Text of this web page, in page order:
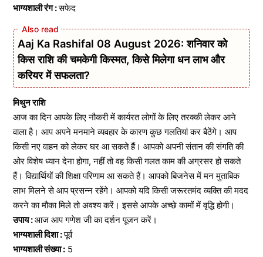
भाग्यशाली रंग :सफेद
Aaj Ka Rashifal 08 August 2026: शनिवार को
किस राशि की चमकेगी किस्मत, किसे मिलेगा धन लाभ और
करियर में सफलता?
मिथुन राशि
आज का दिन आपके लिए नौकरी में कार्यरत लोगों के लिए तरक्की लेकर आने
वाला है। आप अपने मनमाने व्यवहार के कारण कुछ गलतियां कर बैठेंगे। आप
किसी नए वाहन को लेकर घर आ सकते हैं। आपको अपनी संतान की संगति की
ओर विशेष ध्यान देना होगा, नहीं तो वह किसी गलत काम की अग्रसर हो सकते
हैं। विद्यार्थियों की शिक्षा परिणाम आ सकते हैं। आपको बिजनेस में मन मुताबिक
लाभ मिलने से आप प्रसन्न रहेंगे। आपको यदि किसी जरूरतमंद व्यक्ति की मदद
करने का मौका मिले तो अवश्य करें। इससे आपके अच्छे कामों में वृद्धि होगी।
उपाय :आज आप गणेश जी का दर्शन पूजन करें।
भाग्यशाली दिशा :पूर्व
भाग्यशाली संख्या : 5